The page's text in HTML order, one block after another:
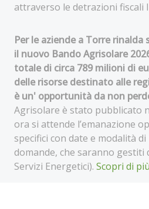
attraverso le detrazioni fiscali
Per le aziende a Torre rinalda
il nuovo Bando Agrisolare
totale di circa 789 milioni di
delle risorse destinato alle
è un' opportunità da non
Agrisolare è stato pubblicato
ora si attende l’emanazione
specifici con date e modalità
domande, che saranno gestiti
Servizi Energetici). Scopri di più